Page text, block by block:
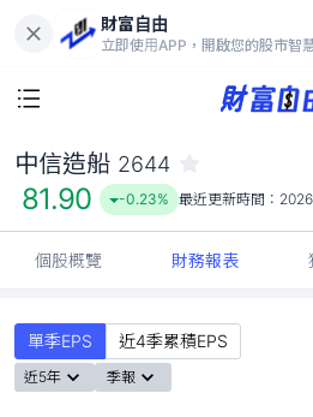
財富自由
立即使用APP，開啟您的股市智
81.90
-0.23%
中信造船 2644
81.90 -0.23% 最近更新時間：
個股概覽 財務報表
單季EPS 近4季累積EPS
近5年 季報